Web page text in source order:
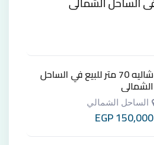
شاليه 70 متر للبيع في الساحل
الشمالي
الساحل الشمالي
EGP150,000